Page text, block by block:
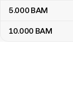
5.000 BAM
10.000 BAM